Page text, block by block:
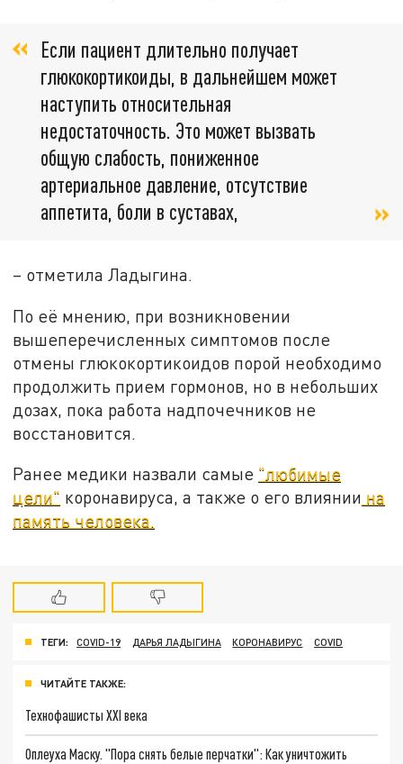
Если пациент длительно получает
глюкокортикоиды, в дальнейшем может
наступить относительная
недостаточность. Это может вызвать
общую слабость, пониженное
артериальное давление, отсутствие
аппетита, боли в суставах,
– отметила Ладыгина.
По её мнению, при возникновении
вышеперечисленных симптомов после
отмены глюкокортикоидов порой необходимо
продолжить прием гормонов, но в небольших
дозах, пока работа надпочечников не
восстановится.
Ранее медики назвали самые "любимые
цели" коронавируса, а также о его влиянии на
память человека.
ТЕГИ: COVID-19 ДАРЬЯ ЛАДЫГИНА КОРОНАВИРУС COVID
ЧИТАЙТЕ ТАКЖЕ:
Технофашисты XXI века
Оплеуха Маску. "Пора снять белые перчатки": Как уничтожить